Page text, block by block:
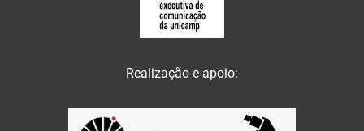
Realização e apoio: